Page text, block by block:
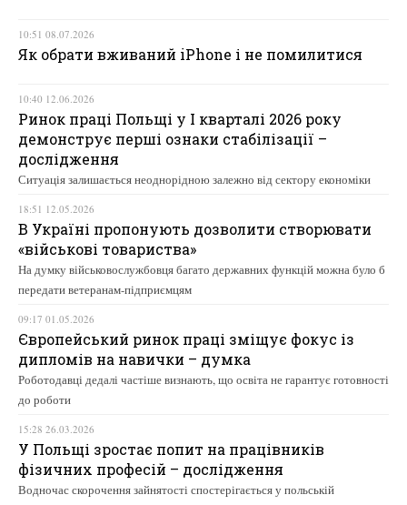
10:51 08.07.2026
Як обрати вживаний iPhone і не помилитися
10:40 12.06.2026
Ринок праці Польщі у І кварталі 2026 року
демонструє перші ознаки стабілізації –
дослідження
Ситуація залишається неоднорідною залежно від сектору економіки
18:51 12.05.2026
В Україні пропонують дозволити створювати
«військові товариства»
На думку військовослужбовця багато державних функцій можна було б
передати ветеранам-підприємцям
09:17 01.05.2026
Європейський ринок праці зміщує фокус із
дипломів на навички – думка
Роботодавці дедалі частіше визнають, що освіта не гарантує готовності
до роботи
15:28 26.03.2026
У Польщі зростає попит на працівників
фізичних професій – дослідження
Водночас скорочення зайнятості спостерігається у польській